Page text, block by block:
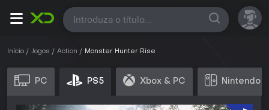
Todas
Início Jogos Action Monster Hunter Rise
PC PS5 Xbox & PC Nintendo